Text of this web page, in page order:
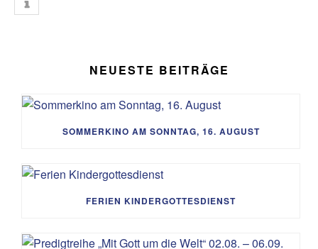
NEUESTE BEITRÄGE
SOMMERKINO AM SONNTAG, 16. AUGUST
FERIEN KINDERGOTTESDIENST